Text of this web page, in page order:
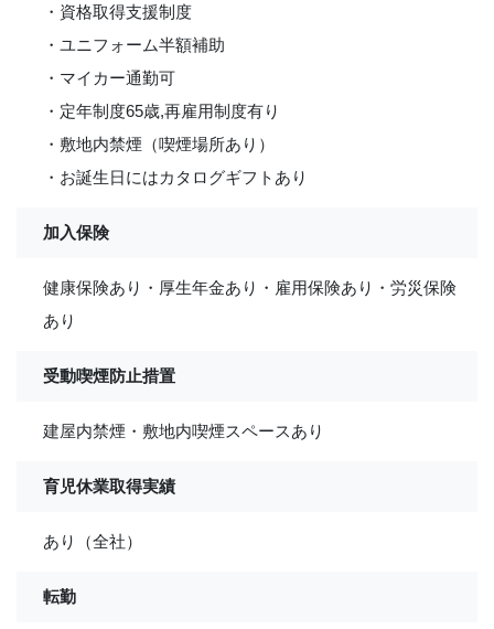
・資格取得支援制度
・ユニフォーム半額補助
・マイカー通勤可
・定年制度65歳,再雇用制度有り
・敷地内禁煙（喫煙場所あり）
・お誕生日にはカタログギフトあり
加入保険
健康保険あり・厚生年金あり・雇用保険あり・労災保険
あり
受動喫煙防止措置
建屋内禁煙・敷地内喫煙スペースあり
育児休業取得実績
あり（全社）
転勤